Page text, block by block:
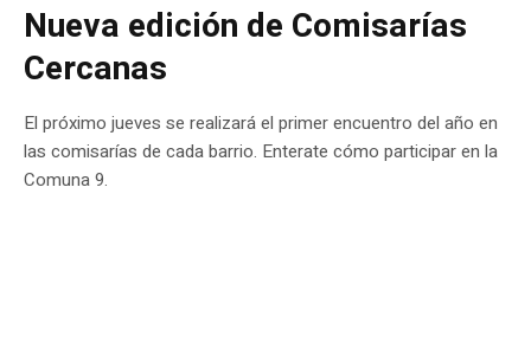
Nueva edición de Comisarías
Cercanas
El próximo jueves se realizará el primer encuentro del año en
las comisarías de cada barrio. Enterate cómo participar en la
Comuna 9.